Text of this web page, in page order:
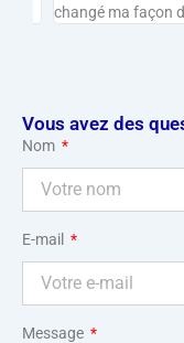
changé ma façon
Vous avez des
Nom
E-mail
Message